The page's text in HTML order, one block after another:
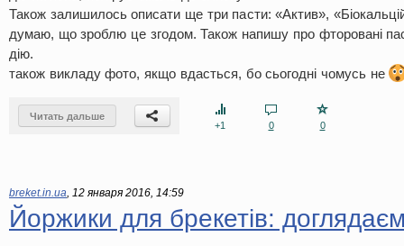
Також залишилось описати ще три пасти: «Актив»,
думаю, що зроблю це згодом. Також напишу про фторовані
дію.
також викладу фото, якщо вдасться, бо сьогодні чомусь не
Читать дальше
+1
0 0
breket.in.ua, 12 января 2016, 14:59
Йоржики для брекетів: